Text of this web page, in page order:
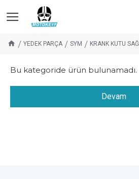
YEDEK PARÇA SYM KRANK KUTU
Bu kategoride ürün bulunamadı.
Devam